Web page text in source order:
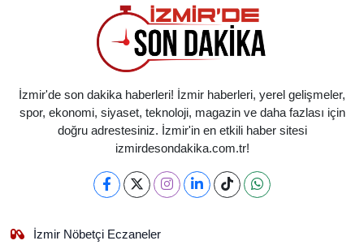
İzmir'de son dakika haberleri! İzmir haberleri, yerel gelişmeler,
spor, ekonomi, siyaset, teknoloji, magazin ve daha fazlası için
doğru adrestesiniz. İzmir'in en etkili haber sitesi
izmirdesondakika.com.tr!
İzmir Nöbetçi Eczaneler